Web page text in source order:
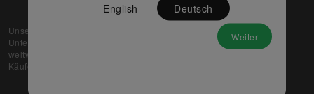
Unsere Web-Plattform unterstützt OEM- und EMS-
Unternehmen dabei, ihre überschüssigen Lagerbestände
weltweit zu verkaufen und gleichzeitig den potenziellen
Käufern beste Preise und Qualität zu bieten.
Partner
English Deutsch
Weiter